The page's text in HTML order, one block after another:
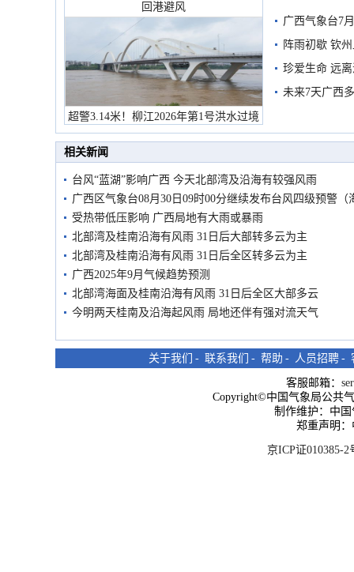
回港避风
超警3.14米！柳江2026年第1号洪水过境
市民在堤岸见证汛况
广西气象台7
阵雨初歇 钦
珍爱生命 远
未来7天广西
相关新闻
台风“蓝湖”影响广西 今天北部湾及沿海有较强风雨
广西区气象台08月30日09时00分继续发布台风四级预警（
受热带低压影响 广西局地有大雨或暴雨
北部湾及桂南沿海有风雨 31日后大部转多云为主
北部湾及桂南沿海有风雨 31日后全区转多云为主
广西2025年9月气候趋势预测
北部湾海面及桂南沿海有风雨 31日后全区大部多云
今明两天桂南及沿海起风雨 局地还伴有强对流天气
关于我们 - 联系我们 - 帮助 - 人员招聘 -
客服邮箱：
Copyright©中国气象局公共
制作维护：中
郑重声明
京ICP证010385-2